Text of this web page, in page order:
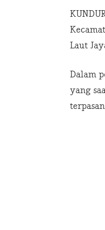
Laut
Dalam
yang